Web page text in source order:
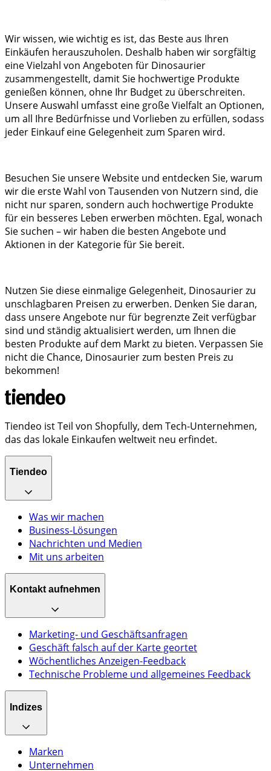
Wir wissen, wie wichtig es ist, das Beste aus Ihren
Einkäufen herauszuholen. Deshalb haben wir sorgfältig
eine Vielzahl von Angeboten für Dinosaurier
zusammengestellt, damit Sie hochwertige Produkte
genießen können, ohne Ihr Budget zu überschreiten.
Unsere Auswahl umfasst eine große Vielfalt an Optionen,
um all Ihre Bedürfnisse und Vorlieben zu erfüllen, sodass
jeder Einkauf eine Gelegenheit zum Sparen wird.
Besuchen Sie unsere Website und entdecken Sie, warum
wir die erste Wahl von Tausenden von Nutzern sind, die
nicht nur sparen, sondern auch hochwertige Produkte
für ein besseres Leben erwerben möchten. Egal, wonach
Sie suchen – wir haben die besten Angebote und
Aktionen in der Kategorie für Sie bereit.
Nutzen Sie diese einmalige Gelegenheit, Dinosaurier zu
unschlagbaren Preisen zu erwerben. Denken Sie daran,
dass unsere Angebote nur für begrenzte Zeit verfügbar
sind und ständig aktualisiert werden, um Ihnen die
besten Produkte auf dem Markt zu bieten. Verpassen Sie
nicht die Chance, Dinosaurier zum besten Preis zu
bekommen!
Tiendeo ist Teil von Shopfully, dem Tech-Unternehmen,
das das lokale Einkaufen weltweit neu erfindet.
Tiendeo
Was wir machen
Business-Lösungen
Nachrichten und Medien
Mit uns arbeiten
Kontakt aufnehmen
Marketing- und Geschäftsanfragen
Geschäft falsch auf der Karte geortet
Wöchentliches Anzeigen-Feedback
Technische Probleme und allgemeines Feedback
Indizes
Marken
Unternehmen